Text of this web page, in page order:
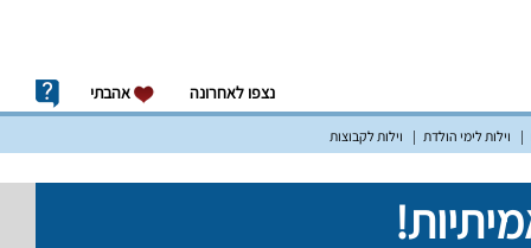
נצפו לאחרונה אהבתי
וילות לימי הולדת וילות לקבוצות